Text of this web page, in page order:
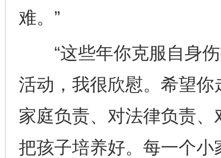
难。”
“这些年你克服自身伤
活动，我很欣慰。希望
家庭负责、对法律负责
把孩子培养好。每一个